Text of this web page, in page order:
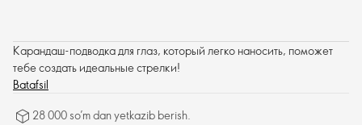
Карандаш-подводка для глаз, который легко наносить, поможет
тебе создать идеальные стрелки!
Batafsil
28 000 so’m dan yetkazib berish.